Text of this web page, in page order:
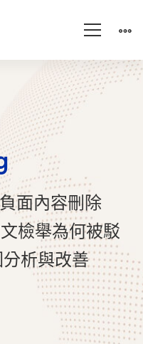
面內容刪除
檢舉為何被駁
析與改善